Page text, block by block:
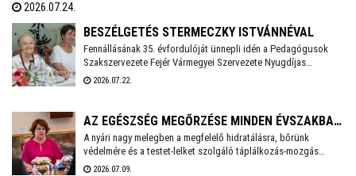
önkormányzati eseményeit. Dr. Cser-Palkovics András felidézte a
podcastban az év első hat hónapjának jelentős történéseit és szólt
a következő időszak feladatairól.
2026.07.24.
BESZÉLGETÉS STERMECZKY ISTVÁNNÉVAL
Fennállásának 35. évfordulóját ünnepli idén a Pedagógusok
Szakszervezete Fejér Vármegyei Szervezete Nyugdíjas
Tagozata. A születésnap alkalmából rendezett ünnepségen a
2026.07.22.
AZ EGÉSZSÉG MEGŐRZÉSE MINDEN ÉVSZAKBAN
FONTOS - BESZÉLGETÉS DR. KERESZTURY
LÁSZLÓNÉVAL
A nyári nagy melegben a megfelelő hidratálásra, bőrünk
védelmére és a testet-lelket szolgáló táplálkozás-mozgás
egyensúlyának fenntartására is felhívja a figyelmet közösségi
2026.07.09.